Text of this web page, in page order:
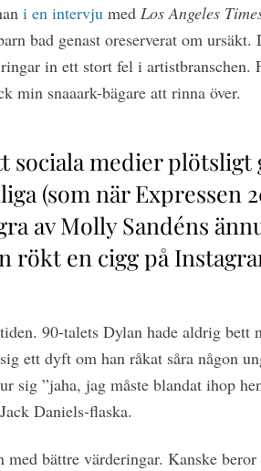
i en intervju med Los Angeles
bad genast oreserverat om ursäkt.
in ett stort fel i artistbranschen.
min snaaark-bägare att rinna över.
sociala medier plötsligt
(som när Expressen
av Molly Sandéns
rökt en cigg på
90-talets Dylan hade aldrig bett
ett dyft om han råkat såra någon
sig ”jaha, jag måste blandat ihop
Daniels-flaska.
bättre värderingar. Kanske